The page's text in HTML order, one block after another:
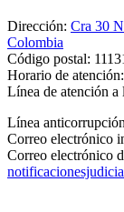
Dirección: Cra 30
Colombia
Código postal:
Horario de atención:
Línea de atención a
Línea
Correo electrónico
Correo electrónico